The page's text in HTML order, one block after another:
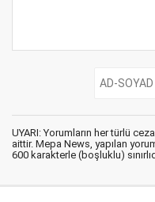
UYARI: Yorumların her türlü
aittir. Mepa News, yapılan
600 karakterle (boşluklu)